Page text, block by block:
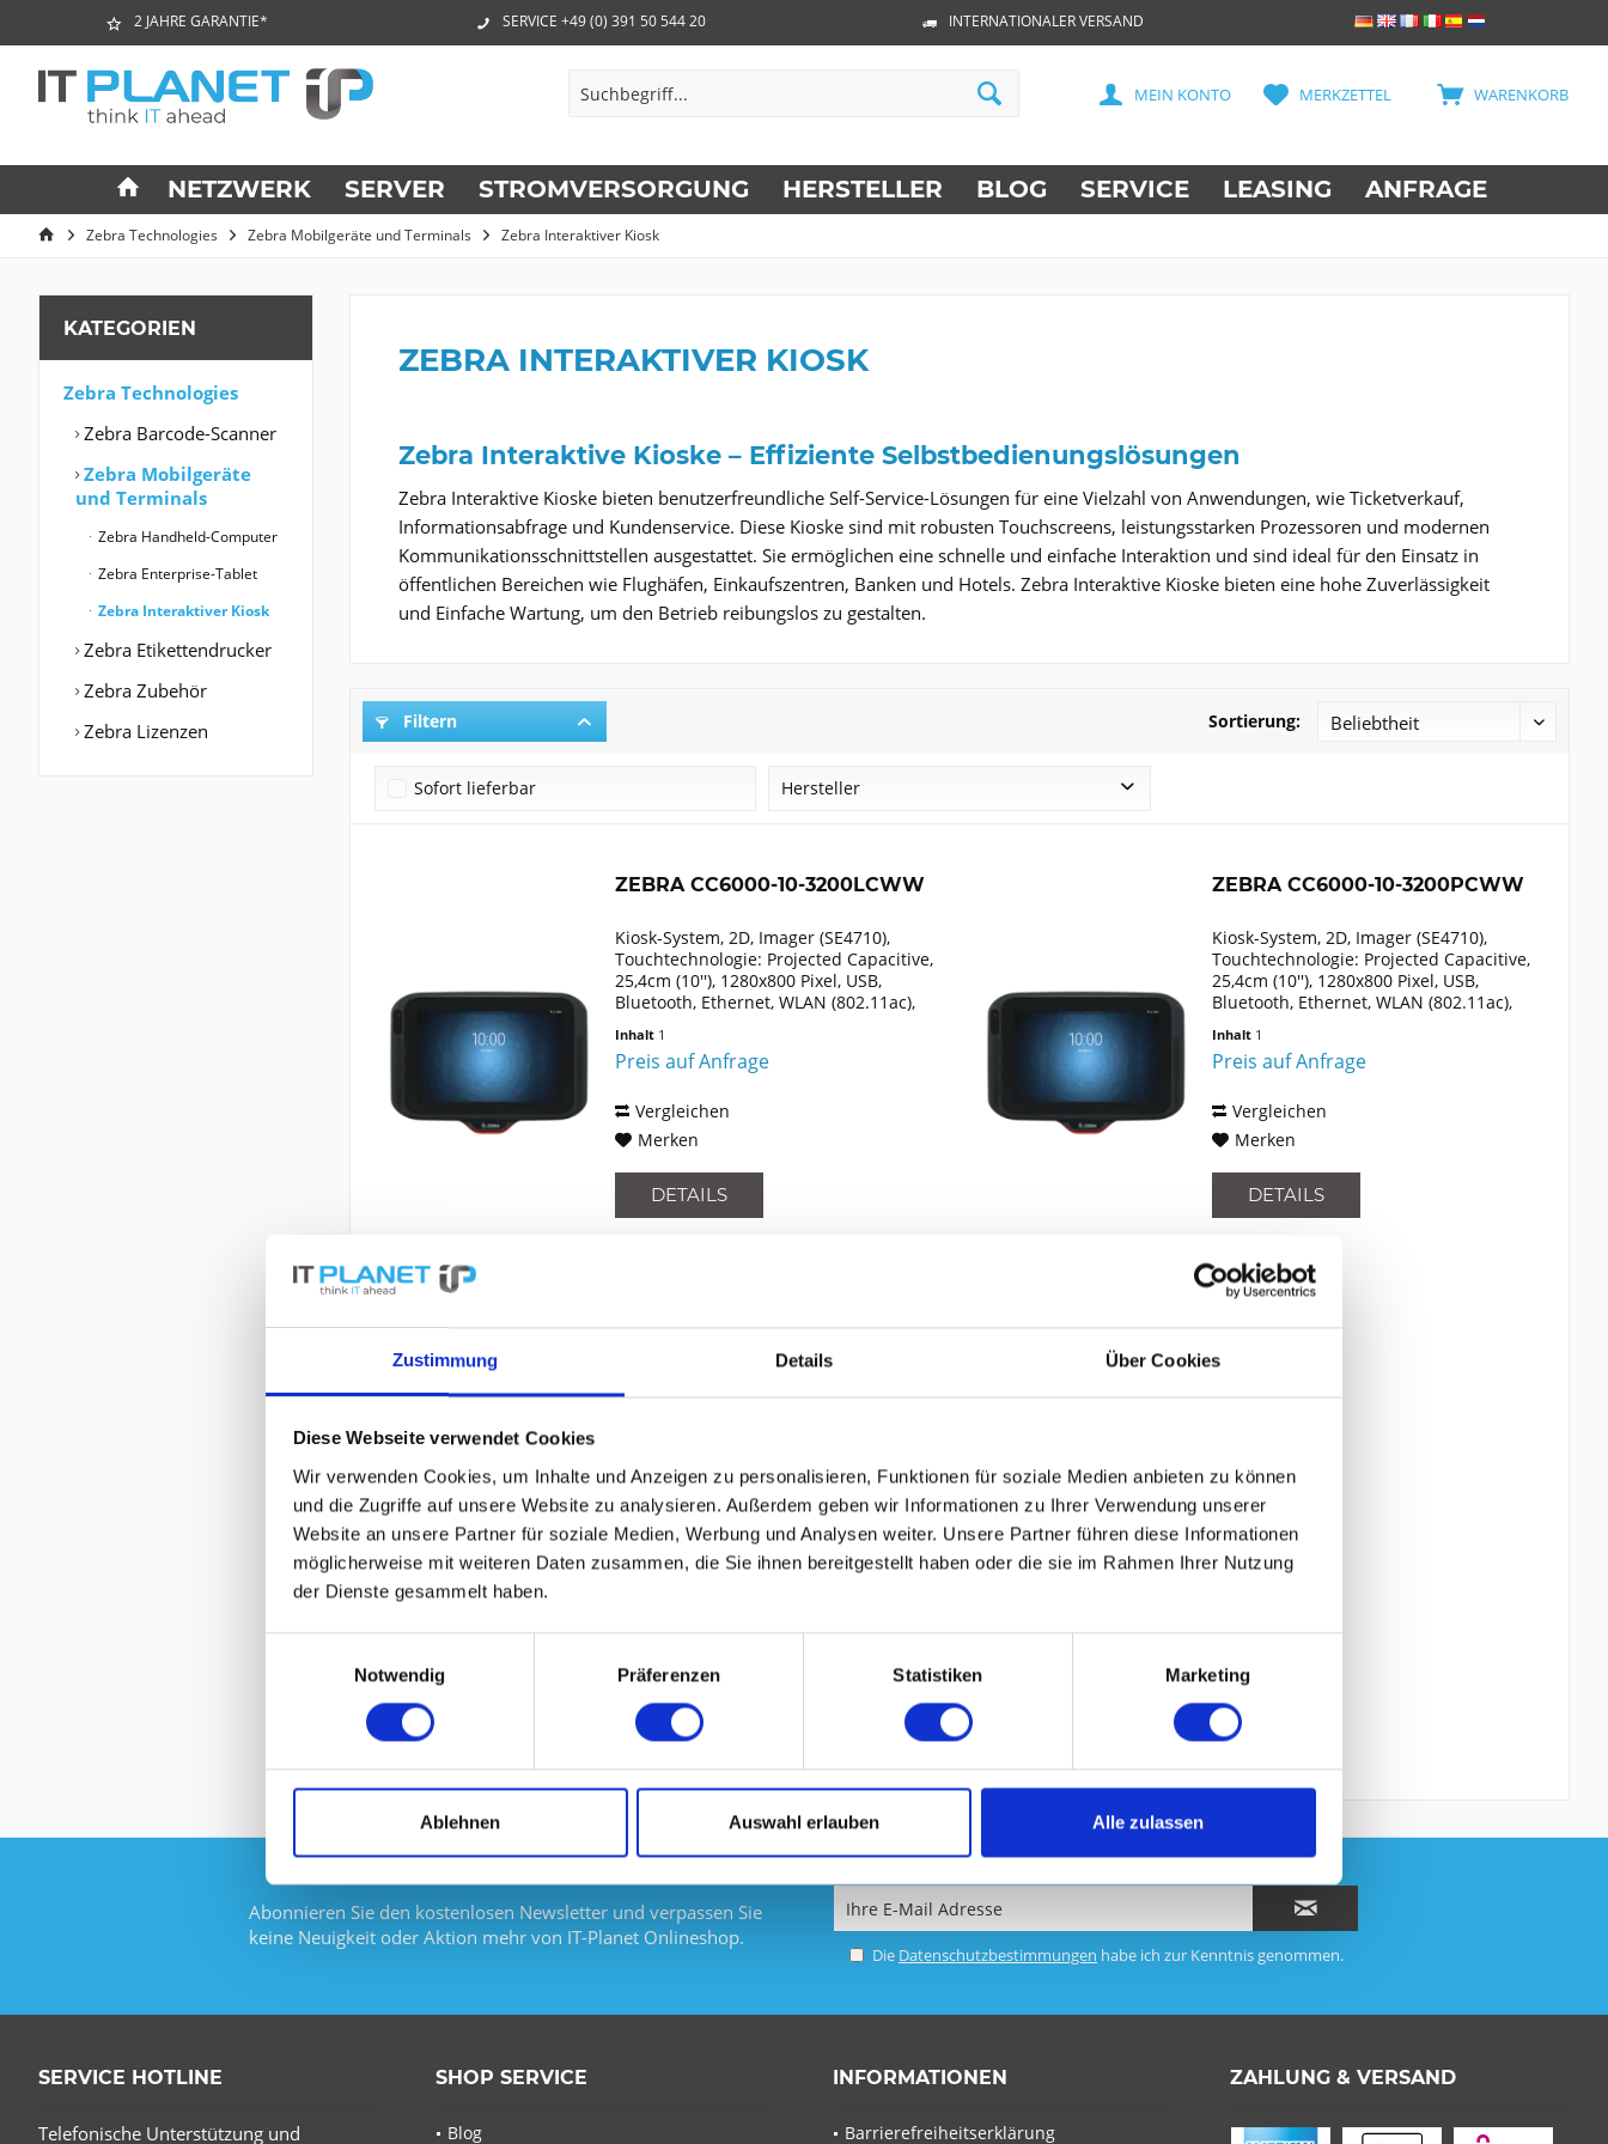
Zustimmung Details Über Cookies
Diese Webseite verwendet Cookies
Wir verwenden Cookies, um Inhalte und Anzeigen zu personalisieren, Funktionen für soziale Medien anbieten zu können
und die Zugriffe auf unsere Website zu analysieren. Außerdem geben wir Informationen zu Ihrer Verwendung unserer
Website an unsere Partner für soziale Medien, Werbung und Analysen weiter. Unsere Partner führen diese Informationen
möglicherweise mit weiteren Daten zusammen, die Sie ihnen bereitgestellt haben oder die sie im Rahmen Ihrer Nutzung
der Dienste gesammelt haben.
Notwendig
Präferenzen Statistiken Marketing
Ablehnen Auswahl erlauben Alle zulassen
2 JAHRE GARANTIE* SERVICE +49 (0) 391 50 544 20 INTERNATIONALER VERSAND
WARENKORB
MERKZETTEL
MEIN KONTO
NETZWERK SERVER STROMVERSORGUNG HERSTELLER BLOG SERVICE LEASING ANFRAGE
Zebra Technologies Zebra Mobilgeräte und Terminals Zebra Interaktiver Kiosk
KATEGORIEN
Zebra Technologies
Zebra Barcode-Scanner
Zebra Mobilgeräte
und Terminals
Zebra Handheld-Computer
Zebra Enterprise-Tablet
Zebra Interaktiver Kiosk
Zebra Etikettendrucker
Zebra Zubehör
Zebra Lizenzen
ZEBRA INTERAKTIVER KIOSK
Zebra Interaktive Kioske – Effiziente Selbstbedienungslösungen
Zebra Interaktive Kioske bieten benutzerfreundliche Self-Service-Lösungen für eine Vielzahl von Anwendungen, wie Ticketverkauf,
Informationsabfrage und Kundenservice. Diese Kioske sind mit robusten Touchscreens, leistungsstarken Prozessoren und modernen
Kommunikationsschnittstellen ausgestattet. Sie ermöglichen eine schnelle und einfache Interaktion und sind ideal für den Einsatz in
öffentlichen Bereichen wie Flughäfen, Einkaufszentren, Banken und Hotels. Zebra Interaktive Kioske bieten eine hohe Zuverlässigkeit
und Einfache Wartung, um den Betrieb reibungslos zu gestalten.
Filtern Sortierung:
Sofort lieferbar Hersteller
ZEBRA CC6000-10-3200LCWW
Kiosk-System, 2D, Imager (SE4710),
Touchtechnologie: Projected Capacitive,
25,4cm (10''), 1280x800 Pixel, USB,
Bluetooth, Ethernet, WLAN (802.11ac),
Kamera, Helligkeit: 300cd, RAM: 4GB,
Flash: 32GB,...
Inhalt 1
Preis auf Anfrage
Vergleichen
Merken
DETAILS
ZEBRA CC6000-10-3200PCWW
Kiosk-System, 2D, Imager (SE4710),
Touchtechnologie: Projected Capacitive,
25,4cm (10''), 1280x800 Pixel, USB,
Bluetooth, Ethernet, WLAN (802.11ac),
Kamera, Helligkeit: 300cd, RAM: 4GB,
Flash: 32GB,...
Inhalt 1
Preis auf Anfrage
Vergleichen
Merken
DETAILS
Kiosk-System, 1D, 2D, Imager,
Audio, HDMI, Micro SD-Slot, VESA
Mount (75x75mm), Lautsprecher, RAM:
4GB, Flash: 32GB, separat...
Inhalt1
908,70 €
Vergleichen
Abonnieren Sie den kostenlosen Newsletter und verpassen Sie
keine Neuigkeit oder Aktion mehr von IT-Planet Onlineshop.
Die Datenschutzbestimmungen habe ich zur Kenntnis genommen.
SERVICE HOTLINE
Telefonische Unterstützung und
SHOP SERVICE
Blog
INFORMATIONEN
Barrierefreiheitserklärung
ZAHLUNG & VERSAND